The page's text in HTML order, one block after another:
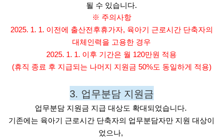
될 수 있습니다.
※ 주의사항
2025. 1. 1. 이전에 출산전후휴가자, 육아기 근로시간 단축자의
대체인력을 고용한 경우
2025. 1. 1. 이후 기간은 월 120만원 적용
(휴직 종료 후 지급되는 나머지 지원금 50%도 동일하게 적용)
3. 업무분담 지원금
업무분담 지원금 지급 대상도 확대되었습니다.
기존에는 육아기 근로시간 단축자의 업무분담자만 지원 대상이
었으나,